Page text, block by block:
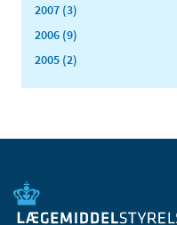
2007 (3)
2006 (9)
2005 (2)